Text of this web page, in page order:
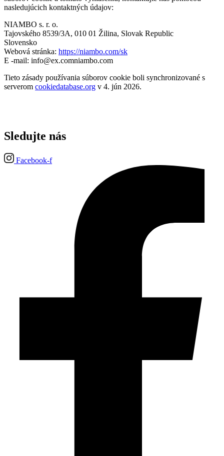
nasledujúcich kontaktných údajov:
NIAMBO s. r. o.
Tajovského 8539/3A, 010 01 Žilina, Slovak Republic
Slovensko
Webová stránka: https://niambo.com/sk
E -mail: info@ex.comniambo.com
Tieto zásady používania súborov cookie boli synchronizované s
serverom cookiedatabase.org v 4. jún 2026.
Sledujte nás
Facebook-f